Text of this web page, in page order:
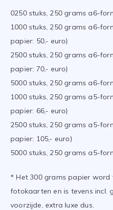
0250 stuks, 250 grams a6-
1000 stuks, 250 grams a6-
papier: 50,- euro)
2500 stuks, 250 grams a6-
papier: 70,- euro)
5000 stuks, 250 grams a6-
1000 stuks, 250 grams a5-
papier: 66,- euro)
2500 stuks, 250 grams a5-
papier: 105,- euro)
5000 stuks, 250 grams a5-
* Het 300 grams papier word
fotokaarten en is tevens incl.
voorzijde, extra luxe dus.